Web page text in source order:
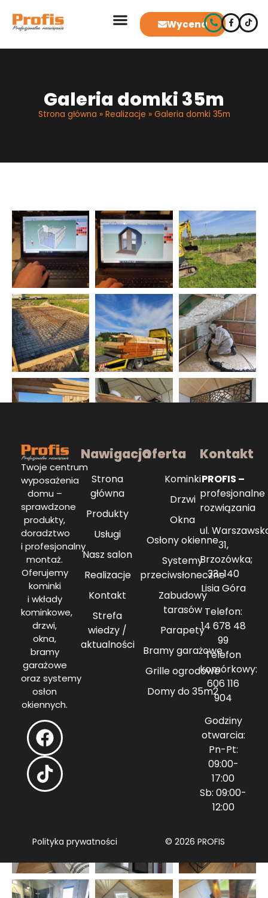
Wycena
Galeria domki 35m
Strona główna » Realizacje » Galeria domki 35m
Twoje centrum
wyposażenia
domu –
sprawdzone
produkty,
doradztwo
i profesjonalny
montaż.
Oferujemy
kominki
i wkłady
kominkowe,
drzwi,
okna,
bramy
garażowe
oraz systemy
osłon
okiennych.
Nawigacja
Strona
główna
Produkty
Usługi
Nasz salon
Realizacje
Kontakt
Strefa
wiedzy /
aktualności
Oferta
Kominki
Drzwi
Okna
Osłony okienne
Systemy
przeciwsłoneczne
Zabudowy
tarasów
Parapety
Bramy garażowe
Grille ogrodowe
Domy do 35m2
Kontakt
PROFIS –
profesjonalne
rozwiązania
ul.
31,
Brzozówka;
33-140
Lisia Góra
Telefon:
14 678 48
99
Telefon
komórkowy:
606 116
904
Godziny
otwarcia:
Pn-Pt:
09:00-
17:00
Sb: 09:00-
12:00
Polityka prywatności © 2026 PROFIS